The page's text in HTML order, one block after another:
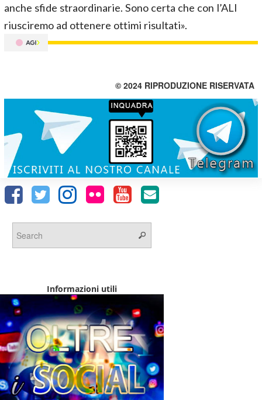
anche sfide straordinarie. Sono certa che con l’ALI
riusciremo ad ottenere ottimi risultati».
© 2024 RIPRODUZIONE RISERVATA
Informazioni utili